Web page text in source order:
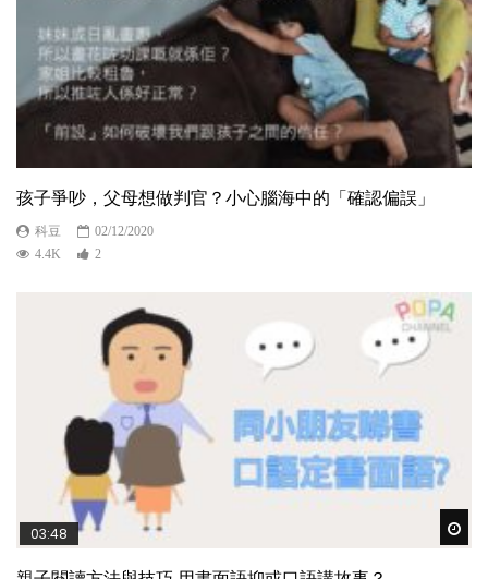
孩子爭吵，父母想做判官？小心腦海中的「確認偏誤」
科豆
02/12/2020
4.4K
2
03:48